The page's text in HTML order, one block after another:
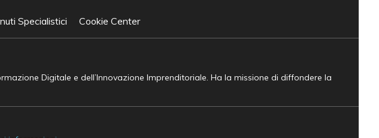
Specialistici Cookie Center
Digitale e dell’Innovazione Imprenditoriale. Ha la missione di diffondere la